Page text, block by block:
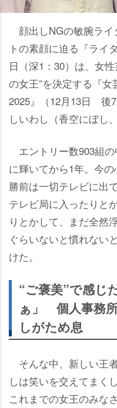
顔出しNGの敏腕ライ
トの素顔に迫る『ライ
日（深1：30）は、女
の女王”を決定する『
2025』（12月13日 後
しいわし（香空にぼし
エントリー数903組
に輝いてから1年。今
勝前は一切テレビに出
テレビ局に入ったりと
りとかして、まだ全然
ぐらいないと慣れない
けた。
“ご褒美”で感じ
ぁ」 個人事務
しがため息
そんな中、新しい王
しは笑いを交えてまく
これまでの女王のみな